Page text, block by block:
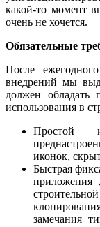
какой-то момент
очень не хочется.
Обязательные
После
внедрений мы
должен обладать
использования в
Простой
иконок,
Быстрая
приложения
замечания